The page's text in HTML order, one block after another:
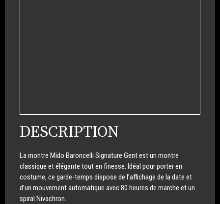
DESCRIPTION
La montre Mido Baroncelli Signature Gent est un montre
classique et élégante tout en finesse. Idéal pour porter en
costume, ce garde-temps dispose de l’affichage de la date et
d’un mouvement automatique avec 80 heures de marche et un
spiral Nivachron.